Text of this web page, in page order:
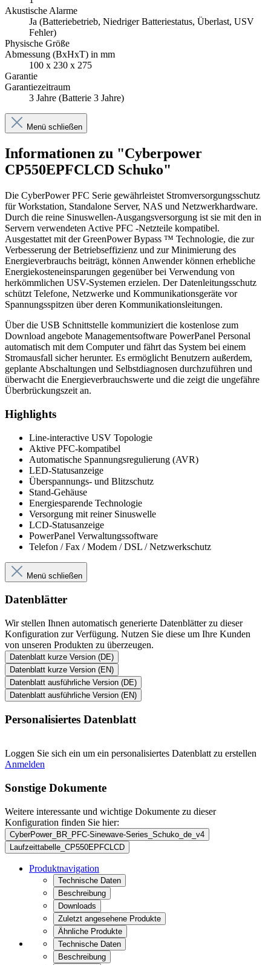
Akustische Alarme
Ja (Batteriebetrieb, Niedriger Batteriestatus, Überlast, USV
Fehler)
Physische Größe
Abmessung (BxHxT) in mm
100 x 230 x 275
Garantie
Garantiezeitraum
3 Jahre (Batterie 3 Jahre)
Menü schließen
Informationen zu "Cyberpower
CP550EPFCLCD Schuko"
Die CyberPower PFC Serie gewährleistet Stromversorgungsschutz
für Workstation, Standalone Server, NAS und Netzwerkhardware.
Durch die reine Sinuswellen-Ausgangsversorgung ist sie mit den in
Servern verwendeten Active PFC -Netzteile kompatibel.
Ausgestattet mit der GreenPower Bypass ™ Technologie, die zur
Verbesserung der Betriebseffizienz und zur Minimierung des
Energieverbrauchs beiträgt, können Anwender können erhebliche
Energiekosteneinsparungen gegenüber bei Verwendung von
herkömmlichen USV-Systemen erzielen. Der Datenleitungsschutz
schützt Telefone, Netzwerke und Kommunikationsgeräte vor
Spannungsspitzen über deren Kommunikationsleitungen.
Über die USB Schnittstelle kommuniziert die kostenlose zum
Download angebote Managementsoftware PowerPanel Personal
automatisch mit dem Computer und fährt das System bei einem
Stromausfall sicher herunter. Es ermöglicht Benutzern außerdem,
geplante Abschaltungen und Selbstdiagnosen durchzuführen und
überwacht die Energieverbrauchswerte und die zeigt die ungefähre
Überbrückungszeit an.
Highlights
Line-interactive USV Topologie
Aktive PFC-kompatibel
Automatische Spannungsregulierung (AVR)
LED-Statusanzeige
Überspannungs- und Blitzschutz
Stand-Gehäuse
Energiesparende Technologie
Versorgung mit reiner Sinuswelle
LCD-Statusanzeige
PowerPanel Verwaltungssoftware
Telefon / Fax / Modem / DSL / Netzwerkschutz
Menü schließen
Datenblätter
Wir stellen Ihnen automatisch generierte Datenblätter zu dieser
Konfiguration zur Verfügung. Nutzen Sie diese um Ihre Kunden
von unseren Produkten zu überzeugen.
Datenblatt kurze Version (DE)
Datenblatt kurze Version (EN)
Datenblatt ausführliche Version (DE)
Datenblatt ausführliche Version (EN)
Personalisiertes Datenblatt
Loggen Sie sich ein um ein personalisiertes Datenblatt zu erstellen
Anmelden
Sonstige Dokumente
Weitere interessante und wichtige Dokumente zu dieser
Konfiguration finden Sie hier:
CyberPower_BR_PFC-Sinewave-Series_Schuko_de_v4
Laufzeittabelle_CP550EPFCLCD
Produktnavigation
Technische Daten
Beschreibung
Downloads
Zuletzt angesehene Produkte
Ähnliche Produkte
Technische Daten
Beschreibung